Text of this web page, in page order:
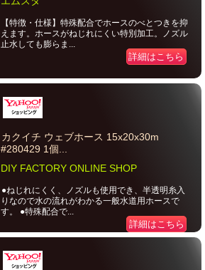
【特徴・仕様】特殊配合でホースのべとつきを抑
えます。ホースがねじれにくい特別加工。ノズル
止水しても膨らま...
詳細はこちら
カクイチ ウェブホース 15x20x30m
#280429 1個...
DIY FACTORY ONLINE SHOP
●ねじれにくく、ノズルも使用でき、半透明糸入
りなので水の流れがわかる一般水道用ホースで
す。 ●特殊配合で...
詳細はこちら